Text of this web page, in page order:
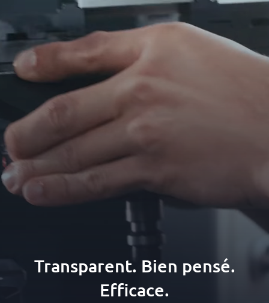
Transparent. Bien pensé.
Efficace.